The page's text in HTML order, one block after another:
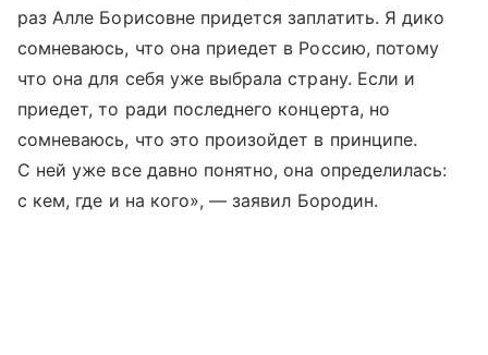
раз Алле Борисовне придется заплатить. Я дико
сомневаюсь, что она приедет в Россию, потому
что она для себя уже выбрала страну. Если и
приедет, то ради последнего концерта, но
сомневаюсь, что это произойдет в принципе.
С ней уже все давно понятно, она определилась:
с кем, где и на кого», — заявил Бородин.